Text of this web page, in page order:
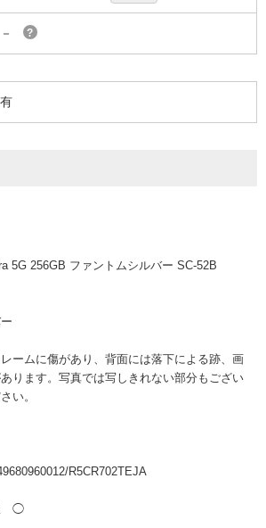
－ ?
有
5G 256GB ファントムシルバー SC-52B
ームに傷があり、背面には落下による跡、画
ります。写真では写しきれない部分もござい
い。
R5CR702TEJA
◯